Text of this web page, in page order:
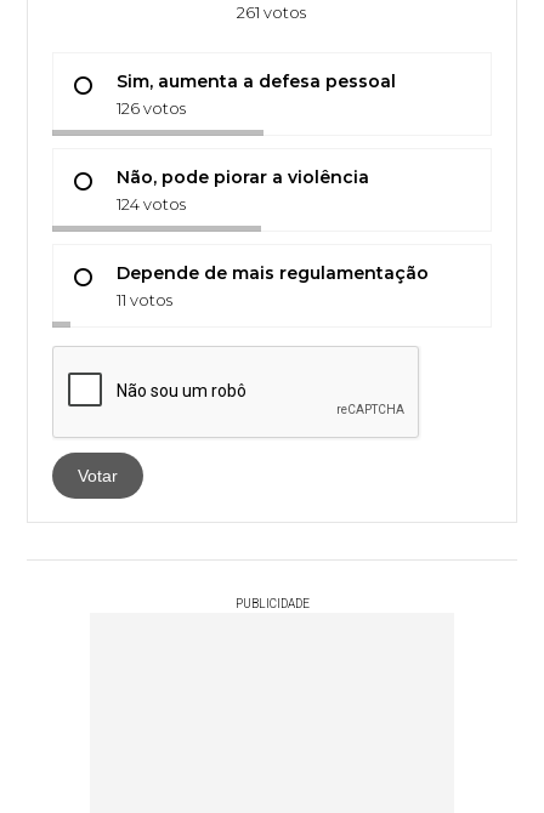
261 votos
Sim, aumenta a defesa pessoal
126 votos
Não, pode piorar a violência
124 votos
Depende de mais regulamentação
11 votos
Votar
PUBLICIDADE